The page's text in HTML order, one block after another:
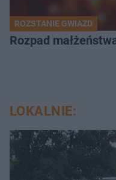
ROZSTANIE GWIAZD
Rozpad
LOKALNIE: